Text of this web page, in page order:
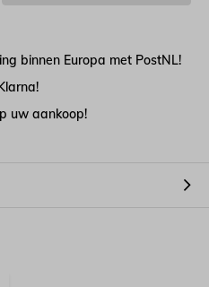
binnen Europa met PostNL!
uw aankoop!